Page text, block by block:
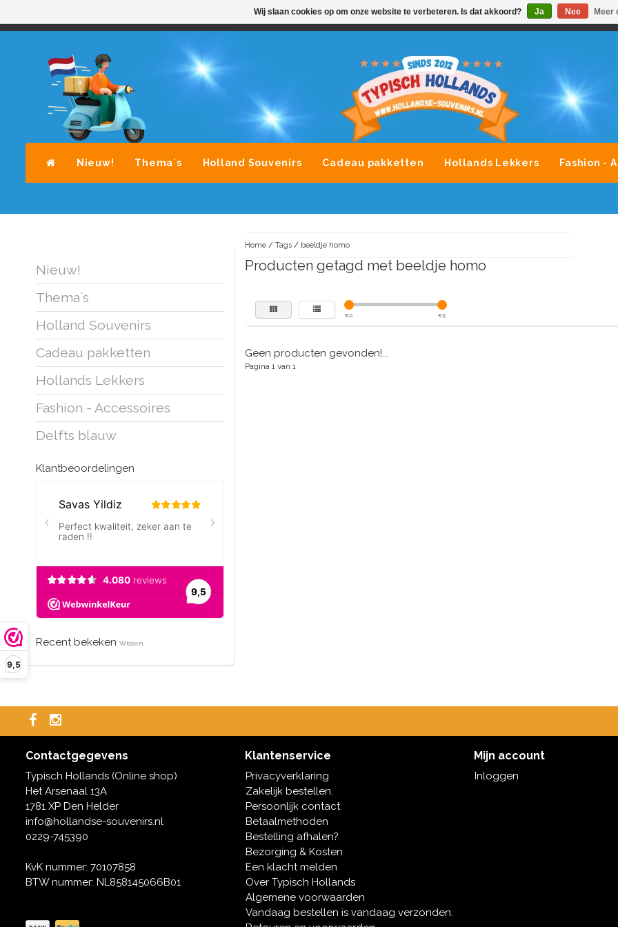
9,5
AVONDLEVERING MOGELIJK ALLE MERKEN SOUVENIRS
Nieuw! Thema`s Holland Souvenirs Cadeau pakketten Hollands Lekkers Fashion -
Nieuw!
Thema`s
Holland Souvenirs
Cadeau pakketten
Hollands Lekkers
Fashion - Accessoires
Delfts blauw
Klantbeoordelingen
Recent bekeken Wissen
Home/ Tags/ beeldje homo
Producten getagd met beeldje homo
€0 €5
Geen producten gevonden!...
Pagina 1 van 1
Contactgegevens
Typisch Hollands (Online shop)
Het Arsenaal 13A
1781 XP Den Helder
info@hollandse-souvenirs.nl
0229-745390
KvK nummer: 70107858
BTW nummer: NL858145066B01
Klantenservice
Privacyverklaring
Zakelijk bestellen.
Persoonlijk contact
Betaalmethoden
Bestelling afhalen?
Bezorging & Kosten
Een klacht melden
Over Typisch Hollands
Algemene voorwaarden
Vandaag bestellen is vandaag verzonden.
Mijn account
Inloggen
Wij slaan cookies op om onze website te verbeteren. Is dat akkoord? Ja Nee Meer